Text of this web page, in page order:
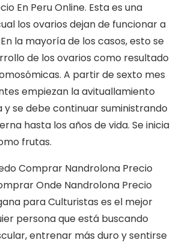
En Peru Online. Esta es una
los ovarios dejan de funcionar a
la mayoría de los casos, esto se
de los ovarios como resultado
A partir de sexto mes
empiezan la avituallamiento
se debe continuar suministrando
hasta los años de vida. Se inicia
frutas.
Comprar Nandrolona Precio
Onde Nandrolona Precio
para Culturistas es el mejor
persona que está buscando
entrenar más duro y sentirse